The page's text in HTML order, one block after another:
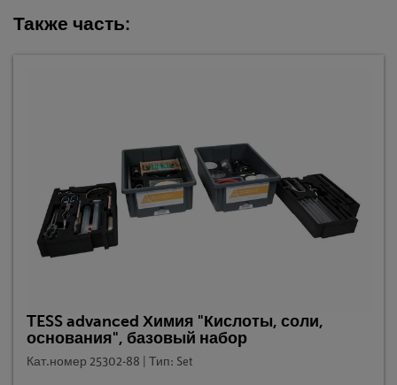
Также часть:
TESS advanced Химия "Кислоты, соли,
основания", базовый набор
Кат.номер 25302-88 | Тип: Set